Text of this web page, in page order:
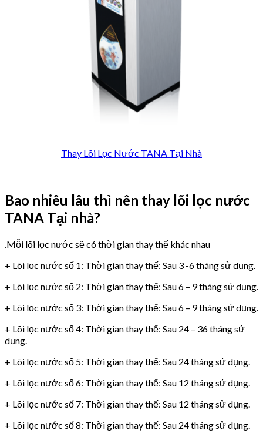
Thay Lõi Lọc Nước TANA Tại Nhà
Bao nhiêu lâu thì nên thay lõi lọc nước
TANA Tại nhà?
.Mỗi lõi lọc nước sẽ có thời gian thay thế khác nhau
+ Lõi lọc nước số 1: Thời gian thay thế: Sau 3 -6 tháng sử dụng.
+ Lõi lọc nước số 2: Thời gian thay thế: Sau 6 – 9 tháng sử dụng.
+ Lõi lọc nước số 3: Thời gian thay thế: Sau 6 – 9 tháng sử dụng.
+ Lõi lọc nước số 4: Thời gian thay thế: Sau 24 – 36 tháng sử
dụng.
+ Lõi lọc nước số 5: Thời gian thay thế: Sau 24 tháng sử dụng.
+ Lõi lọc nước số 6: Thời gian thay thế: Sau 12 tháng sử dụng.
+ Lõi lọc nước số 7: Thời gian thay thế: Sau 12 tháng sử dụng.
+ Lõi lọc nước số 8: Thời gian thay thế: Sau 24 tháng sử dụng.